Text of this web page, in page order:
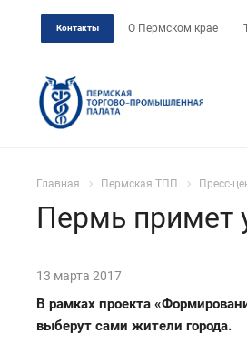
Контакты О Пермском крае
Главная Пермская ТПП Пресс-
Пермь примет
13 марта 2017
В рамках проекта
выберут сами жители города.